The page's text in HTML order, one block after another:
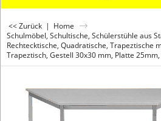
<< Zurück | Home
Schulmöbel, Schultische, Schülerstühle aus
Rechtecktische, Quadratische, Trapeztische
Trapeztisch, Gestell 30x30 mm, Platte